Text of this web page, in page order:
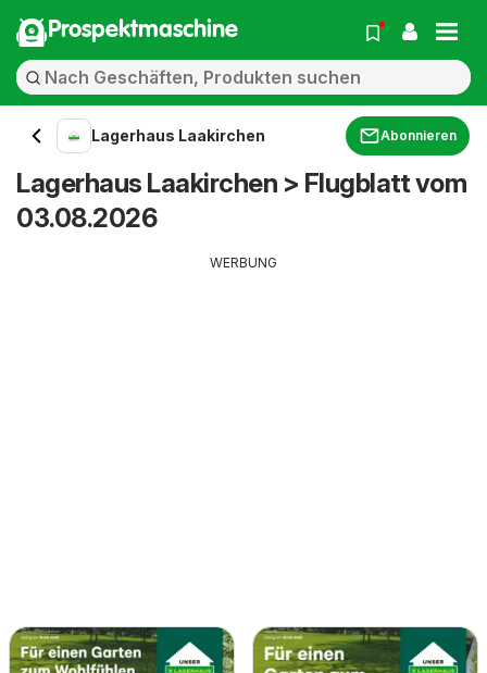
Prospektmaschine
Lagerhaus Laakirchen Abonnieren
Lagerhaus Laakirchen > Flugblatt vom
03.08.2026
WERBUNG